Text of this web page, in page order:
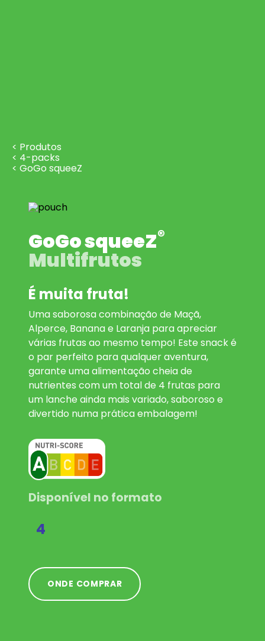
< Produtos
< 4-packs
< GoGo squeeZ
GoGo squeeZ®
Multifrutos
É muita fruta!
Uma saborosa combinação de Maçã,
Alperce, Banana e Laranja para apreciar
várias frutas ao mesmo tempo! Este snack é
o par perfeito para qualquer aventura,
garante uma alimentação cheia de
nutrientes com um total de 4 frutas para
um lanche ainda mais variado, saboroso e
divertido numa prática embalagem!
Disponível no formato
4
ONDE COMPRAR